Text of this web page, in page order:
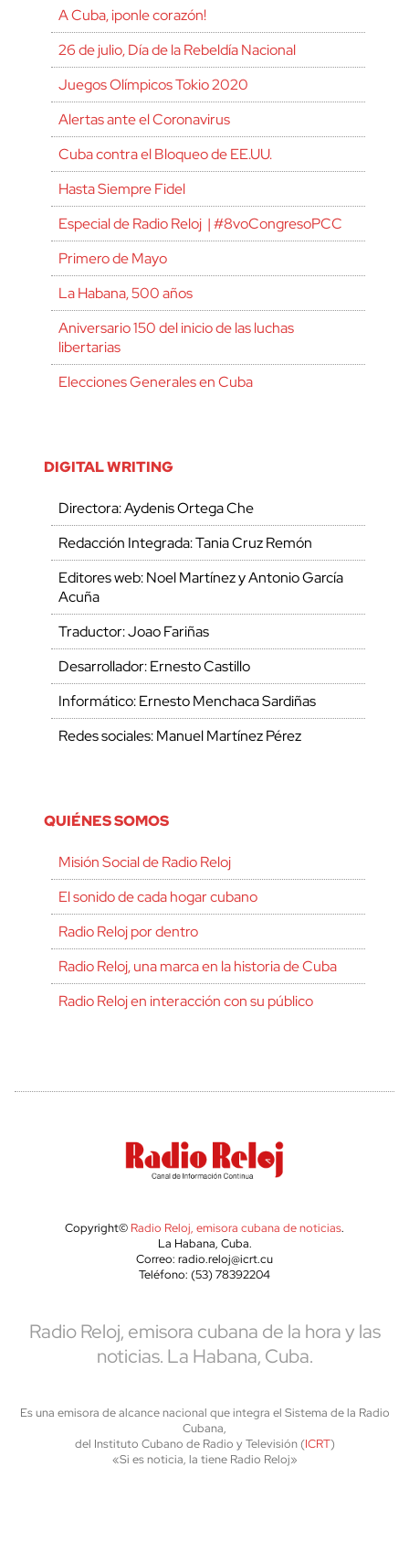
A Cuba, ¡ponle corazón!
26 de julio, Día de la Rebeldía Nacional
Juegos Olímpicos Tokio 2020
Alertas ante el Coronavirus
Cuba contra el Bloqueo de EE.UU.
Hasta Siempre Fidel
Especial de Radio Reloj | #8voCongresoPCC
Primero de Mayo
La Habana, 500 años
Aniversario 150 del inicio de las luchas
libertarias
Elecciones Generales en Cuba
DIGITAL WRITING
Directora: Aydenis Ortega Che
Redacción Integrada: Tania Cruz Remón
Editores web: Noel Martínez y Antonio García
Acuña
Traductor: Joao Fariñas
Desarrollador: Ernesto Castillo
Informático: Ernesto Menchaca Sardiñas
Redes sociales: Manuel Martínez Pérez
QUIÉNES SOMOS
Misión Social de Radio Reloj
El sonido de cada hogar cubano
Radio Reloj por dentro
Radio Reloj, una marca en la historia de Cuba
Radio Reloj en interacción con su público
Copyright© Radio Reloj, emisora cubana de noticias.
La Habana, Cuba.
Correo: radio.reloj@icrt.cu
Teléfono: (53) 78392204
Radio Reloj, emisora cubana de la hora y las
noticias. La Habana, Cuba.
Es una emisora de alcance nacional que integra el Sistema de la Radio
Cubana,
del Instituto Cubano de Radio y Televisión (ICRT)
«Si es noticia, la tiene Radio Reloj»